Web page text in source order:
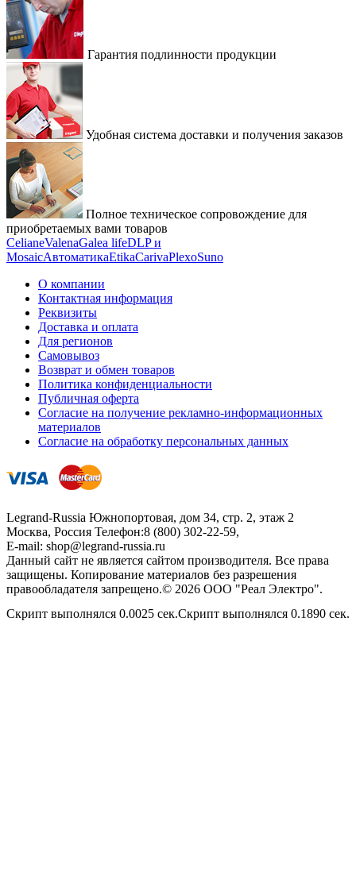
Гарантия подлинности продукции
Удобная система доставки и получения заказов
Полное техническое сопровождение для
приобретаемых вами товаров
CelianeValenaGalea lifeDLP и
MosaicАвтоматикаEtikaCarivaPlexoSuno
О компании
Контактная информация
Реквизиты
Доставка и оплата
Для регионов
Самовывоз
Возврат и обмен товаров
Политика конфиденциальности
Публичная оферта
Согласие на получение рекламно-информационных
материалов
Согласие на обработку персональных данных
Legrand-Russia Южнопортовая, дом 34, стр. 2, этаж 2
Москва, Россия Телефон:8 (800) 302-22-59,
E-mail: shop@legrand-russia.ru
Данный сайт не является сайтом производителя. Все права
защищены. Копирование материалов без разрешения
правообладателя запрещено.© 2026 ООО "Реал Электро".
Скрипт выполнялся 0.0025 сек.Скрипт выполнялся 0.1890 сек.